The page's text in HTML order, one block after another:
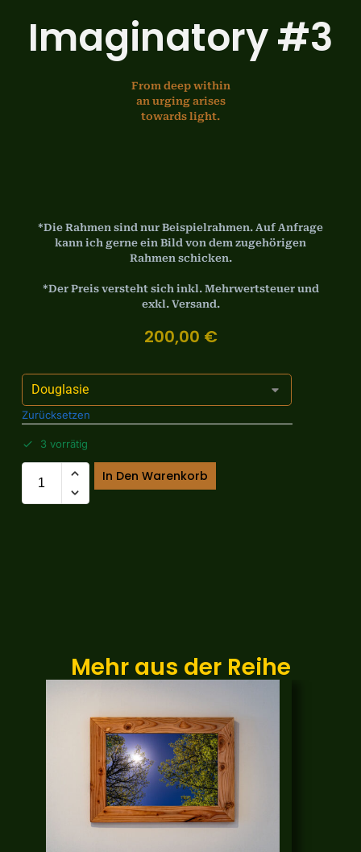
Imaginatory #3
From deep within
an urging arises
towards light.
*Die Rahmen sind nur Beispielrahmen. Auf Anfrage
kann ich gerne ein Bild von dem zugehörigen
Rahmen schicken.
*Der Preis versteht sich inkl. Mehrwertsteuer und
exkl. Versand.
200,00 €
Zurücksetzen
3 vorrätig
In Den Warenkorb
Mehr aus der Reihe